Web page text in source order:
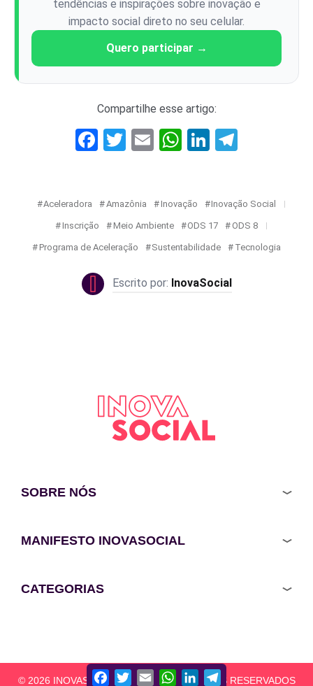
tendências e inspirações sobre inovação e
impacto social direto no seu celular.
Quero participar →
Compartilhe esse artigo:
Facebook
Twitter
EmailWhatsApp
LinkedIn
Aceleradora Amazônia Inovação Inovação Social
Inscrição Meio Ambiente ODS 17 ODS 8
Programa de Aceleração Sustentabilidade Tecnologia
InovaSocial
SOBRE NÓS
MANIFESTO INOVASOCIAL
CATEGORIAS
© 2026 INOVASOCIAL - TODOS OS DIREITOS RESERVADOS
FacebookTwitterEmail WhatsApp
LinkedInTelegram